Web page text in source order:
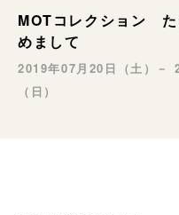
MOTコレクション た
めまして
2019年07月20日（土）－
（日）